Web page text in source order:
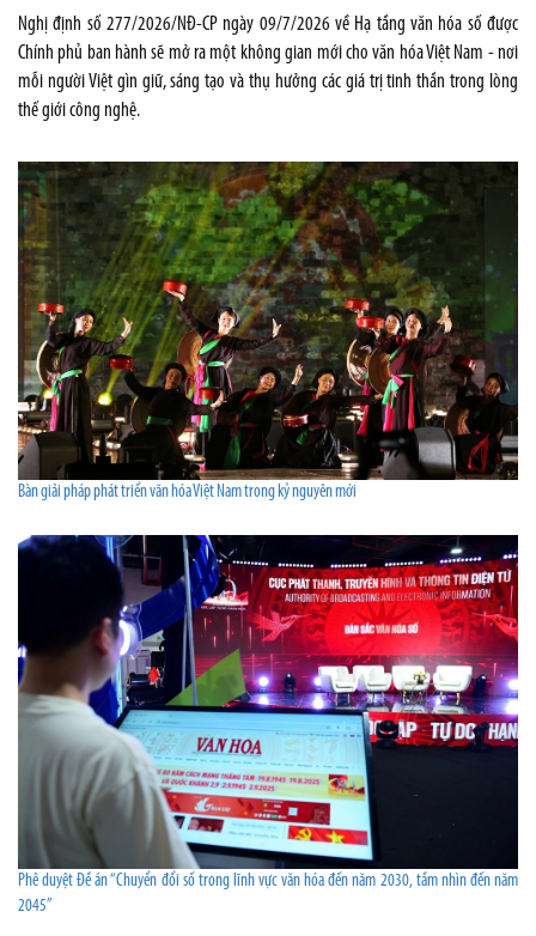
Nghị định số 277/2026/NĐ-CP ngày 09/7/2026 về Hạ tầng văn hóa số được
Chính phủ ban hành sẽ mở ra một không gian mới cho văn hóa Việt Nam - nơi
mỗi người Việt gìn giữ, sáng tạo và thụ hưởng các giá trị tinh thần trong lòng
thế giới công nghệ.
Bàn giải pháp phát triển văn hóa Việt Nam trong kỷ nguyên mới
Phê duyệt Đề án “Chuyển đổi số trong lĩnh vực văn hóa đến năm 2030, tầm nhìn đến năm
2045”